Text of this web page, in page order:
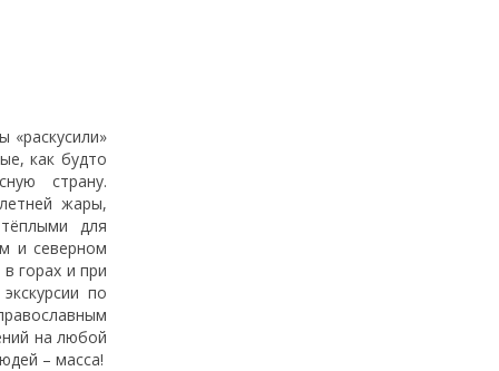
«раскусили»
как будто
страну.
жары,
для
и северном
горах и при
по
на любой
– масса!